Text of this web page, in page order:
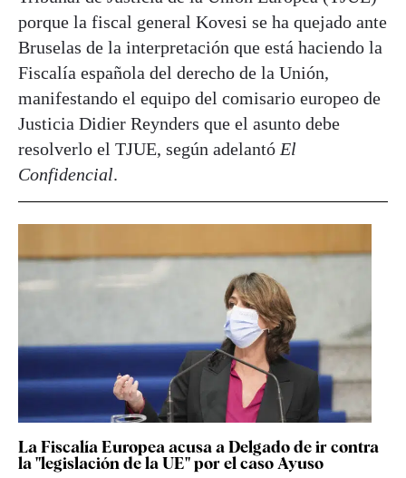
porque la fiscal general Kovesi se ha quejado ante
Bruselas de la interpretación que está haciendo la
Fiscalía española del derecho de la Unión,
manifestando el equipo del comisario europeo de
Justicia Didier Reynders que el asunto debe
resolverlo el TJUE, según adelantó El
Confidencial.
La Fiscalía Europea acusa a Delgado de ir contra
la "legislación de la UE" por el caso Ayuso